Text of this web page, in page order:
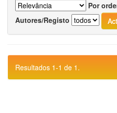
Por
Autores/Registo
Resultados 1-1 de 1.